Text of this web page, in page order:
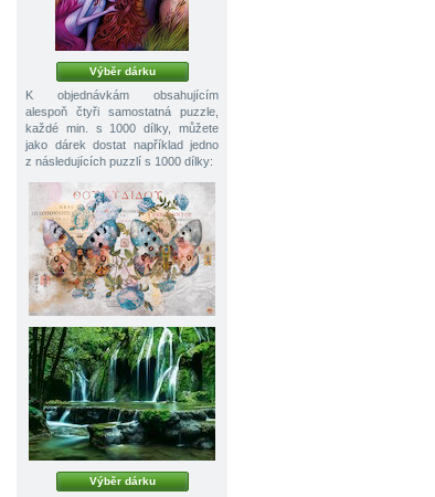
Výběr dárku
K objednávkám obsahujícím
alespoň čtyři samostatná puzzle,
každé min. s 1000 dílky, můžete
jako dárek dostat například jedno
z následujících puzzlí s 1000 dílky:
Výběr dárku